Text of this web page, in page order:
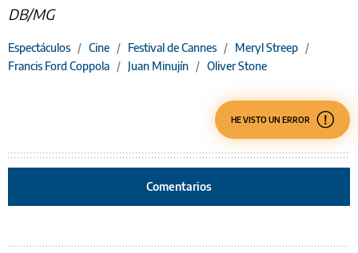
DB/MG
Espectáculos / Cine / Festival de Cannes / Meryl Streep /
Francis Ford Coppola / Juan Minujín / Oliver Stone
HE VISTO UN ERROR
Comentarios